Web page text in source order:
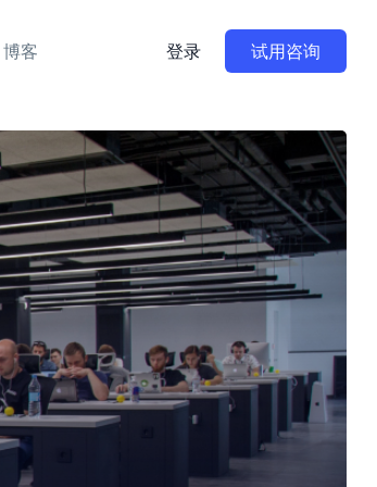
博客 登录 试用咨询